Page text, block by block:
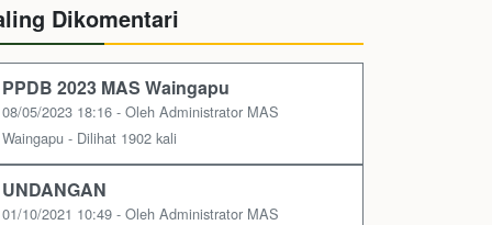
Dikomentari
PPDB 2023 MAS Waingapu
08/05/2023 18:16 - Oleh Administrator MAS
Waingapu - Dilihat 1902 kali
UNDANGAN
01/10/2021 10:49 - Oleh Administrator MAS